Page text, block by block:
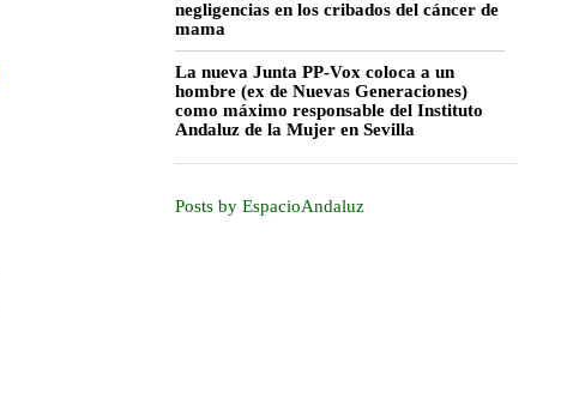
negligencias en los cribados del cáncer de
mama
La nueva Junta PP-Vox coloca a un
hombre (ex de Nuevas Generaciones)
como máximo responsable del Instituto
Andaluz de la Mujer en Sevilla
Posts by EspacioAndaluz